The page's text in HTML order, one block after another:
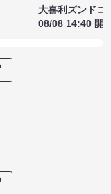
大喜利ズンドコ
08/08 14:40 開